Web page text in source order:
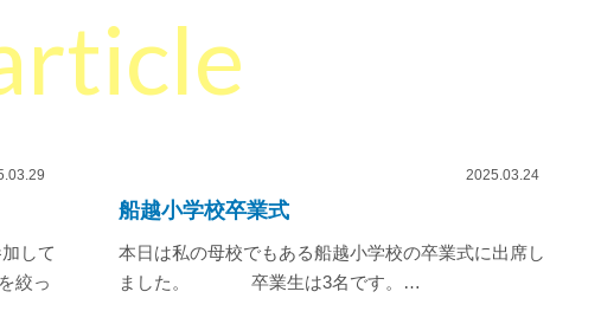
して
絞っ
2025.03.24
船越小学校卒業式
本日は私の母校でもある船越小学校の卒業式に出席し
ました。 卒業生は3名です。…